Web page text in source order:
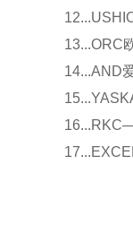
13...ORC
14...AND